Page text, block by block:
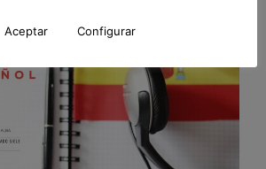
Aceptar Configurar